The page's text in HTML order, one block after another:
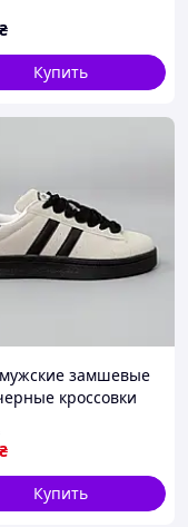
₴
Купить
замшевые
кроссовки
кросівки
₴
Купить